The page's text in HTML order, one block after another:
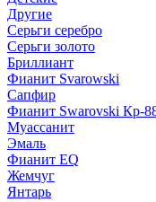
Другие
Серьги серебро
Серьги золото
Бриллиант
Фианит Svarowski
Сапфир
Фианит Swarovski Кр-
Муассанит
Эмаль
Фианит EQ
Жемчуг
Янтарь